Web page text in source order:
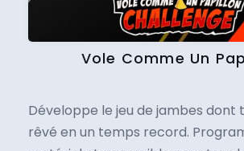
Vole Comme Un
Développe le jeu de jambes dont
rêvé en un temps record.